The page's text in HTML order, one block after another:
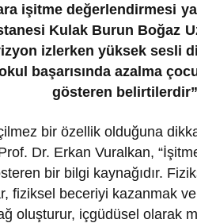
işitme değerlendirmesi
Kulak Burun Boğaz
izlerken yüksek sesli
başarısında azalma
gösteren
bir özellik olduğuna
Dr. Erkan Vuralkan,
bir bilgi kaynağıdır.
fiziksel beceriyi kazanmak
oluşturur, içgüdüsel olarak